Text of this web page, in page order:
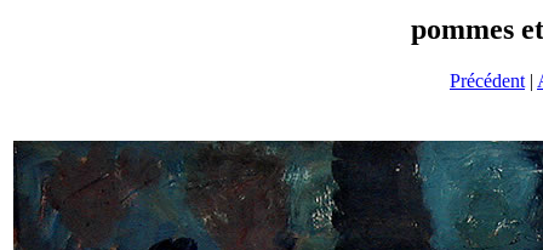
pommes
Précédent |